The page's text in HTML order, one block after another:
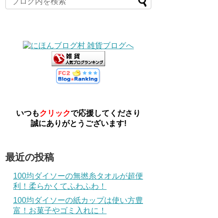
いつもクリックで応援してくださり
誠にありがとうございます!
最近の投稿
100均ダイソーの無撚糸タオルが超便
利！柔らかくてふわふわ！
100均ダイソーの紙カップは使い方豊
富！お菓子やゴミ入れに！